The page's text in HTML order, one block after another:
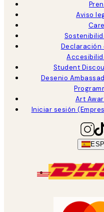
Aviso
Declaración
Student
Desenio
Art
Iniciar sesión
ESP